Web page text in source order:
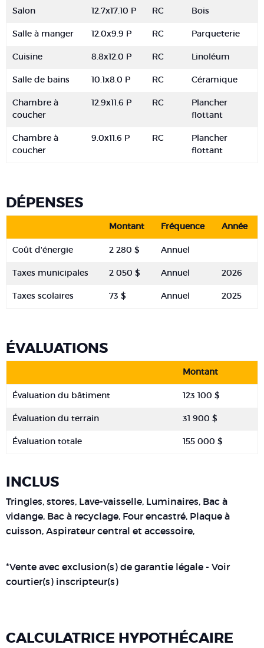
Salon 12.7x17.10 P RC Bois
Salle à manger 12.0x9.9 P RC Parqueterie
Cuisine 8.8x12.0 P RC Linoléum
Salle de bains 10.1x8.0 P RC Céramique
Chambre à
coucher
12.9x11.6 P RC
Plancher
flottant
Chambre à
coucher
9.0x11.6 P RC
Plancher
flottant
DÉPENSES
Montant Fréquence Année
Coût d'énergie 2 280 $ Annuel
Taxes municipales 2 050 $ Annuel 2026
Taxes scolaires 73 $ Annuel 2025
ÉVALUATIONS
Montant
Évaluation du bâtiment 123 100 $
Évaluation du terrain 31 900 $
Évaluation totale 155 000 $
INCLUS
Tringles, stores, Lave-vaisselle, Luminaires, Bac à
vidange, Bac à recyclage, Four encastré, Plaque à
cuisson, Aspirateur central et accessoire,
*Vente avec exclusion(s) de garantie légale - Voir
courtier(s) inscripteur(s)
CALCULATRICE HYPOTHÉCAIRE